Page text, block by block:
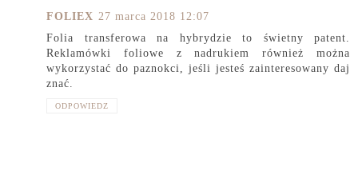
FOLIEX 27 marca 2018 12:07
Folia transferowa na hybrydzie to świetny patent.
Reklamówki foliowe z nadrukiem również można
wykorzystać do paznokci, jeśli jesteś zainteresowany daj
znać.
ODPOWIEDZ